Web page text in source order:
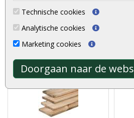
Technische cookies
Analytische cookies
Marketing cookies
Doorgaan naar de
een duur..
€ 84,99